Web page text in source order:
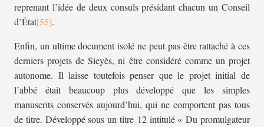
reprenant l’idée de deux consuls présidant chacun un Conseil
d’État
.
Enfin, un ultime document isolé ne peut pas être rattaché à ces
derniers projets de Sieyès, ni être considéré comme un projet
autonome. Il laisse toutefois penser que le projet initial de
l’abbé était beaucoup plus développé que les simples
manuscrits conservés aujourd’hui, qui ne comportent pas tous
de titre. Développé sous un titre 12 intitulé « Du promulgateur